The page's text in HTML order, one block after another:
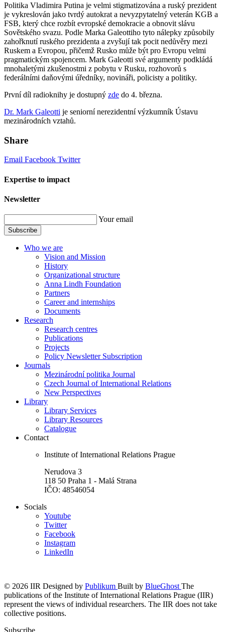
Politika Vladimira Putina je velmi stigmatizována a ruský prezident
je vykreslován jako tvrdý autokrat a nevyzpytatelný veterán KGB a
FSB, který chce rozbít evropské demokracie a obnovit slávu
Sovětského svazu. Podle Marka Galeottiho tyto nálepky způsobily
zahořknutí ruského prezidenta a zvyšují tak pocit nedůvěry mezi
Ruskem a Evropou, přičemž Rusko může být pro Evropu velmi
pragmatickým spojencem. Mark Galeotti své argumenty podkládá
mnohaletými zkušenostmi z pobytu v Rusku, rozhovorů s
federálními daňovými úředníky, novináři, policisty a politiky.
První díl radioknihy je dostupný zde do 4. března.
Dr. Mark Galeotti je seniorní nerezidentní výzkumník Ústavu
mezinárodních vztahů.
Share
Email Facebook Twitter
Expertise to impact
Newsletter
Your email
Subscribe
Who we are
Vision and Mission
History
Organizational structure
Anna Lindh Foundation
Partners
Career and internships
Documents
Research
Research centres
Publications
Projects
Policy Newsletter Subscription
Journals
Mezinárodní politika Journal
Czech Journal of International Relations
New Perspectives
Library
Library Services
Library Resources
Catalogue
Contact
Institute of International Relations Prague
Nerudova 3
118 50 Praha 1 - Malá Strana
IČO: 48546054
Socials
Youtube
Twitter
Facebook
Instagram
LinkedIn
© 2026 IIR Designed by Publikum Built by BlueGhost The
publications of the Institute of International Relations Prague (IIR)
represent the views of individual researchers. The IIR does not take
collective positions.
Subscribe